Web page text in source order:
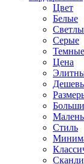
Цвет
Белые
Серые
Темные
Цена
Стиль